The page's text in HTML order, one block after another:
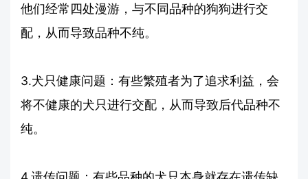
他们经常四处漫游，与不同品种的狗狗进行交
配，从而导致品种不纯。
3.犬只健康问题：有些繁殖者为了追求利益，会
将不健康的犬只进行交配，从而导致后代品种不
纯。